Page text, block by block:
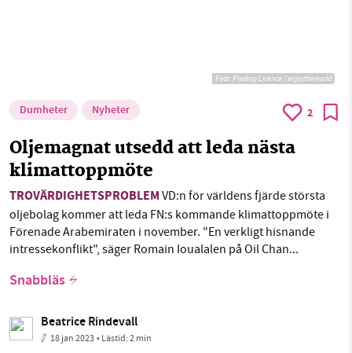
Foto:Pixabay Licence / enjoytheworld
Dumheter Nyheter 2
Oljemagnat utsedd att leda nästa
klimattoppmöte
TROVÄRDIGHETSPROBLEM VD:n för världens fjärde största
oljebolag kommer att leda FN:s kommande klimattoppmöte i
Förenade Arabemiraten i november. "En verkligt hisnande
intressekonflikt", säger Romain Ioualalen på Oil Chan...
Snabbläs
Beatrice Rindevall
18 jan 2023• Lästid:2 min